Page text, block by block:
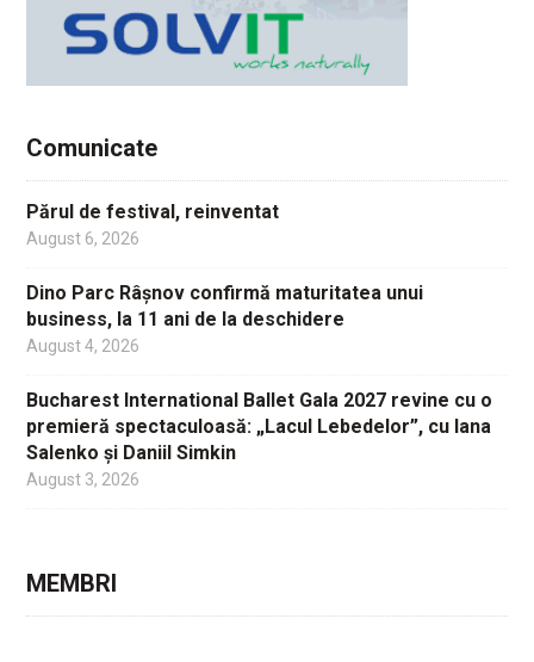
Comunicate
Părul de festival, reinventat
August 6, 2026
Dino Parc Râșnov confirmă maturitatea unui
business, la 11 ani de la deschidere
August 4, 2026
Bucharest International Ballet Gala 2027 revine cu o
premieră spectaculoasă: „Lacul Lebedelor”, cu Iana
Salenko și Daniil Simkin
August 3, 2026
MEMBRI